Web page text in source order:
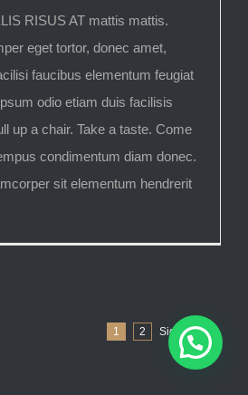
RISUS AT mattis mattis.
eget tortor, donec amet,
faucibus elementum feugiat
odio etiam duis facilisis
up a chair. Take a taste. Come
condimentum diam donec.
sit elementum hendrerit
1 2 Siguiente